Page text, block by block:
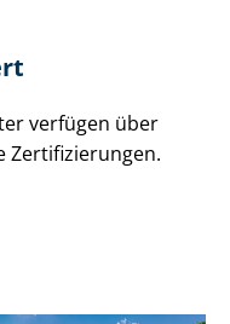
verfügen über
Zer­ti­fi­zie­run­gen.